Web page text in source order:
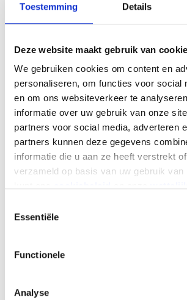
Toestemming Details
Deze website maakt gebruik van
We gebruiken cookies om content en
personaliseren, om functies voor social
en om ons websiteverkeer te
informatie over uw gebruik van onze
partners voor social media, adverteren
partners kunnen deze gegevens
informatie die u aan ze heeft verstrekt
verzameld op basis van uw gebruik van
Essentiële
Functionele
Analyse
Er mogen niet meer
motor/scooter/quad/trike
voorzien. De passagiers moeten
voetsteunen laten rusten
verboden). Kinderen van
mogen niet vervoerd worden op
bromfiets of motorfiets. Ze
vervoerd worden in een voor
kinderbeveiligingssysteem dat
zijspanwagen van een motorfiets.
3 en 8 jaar mogen enkel
scooters of lichte motoren tot
kinderbeveiligingssysteem zitten.